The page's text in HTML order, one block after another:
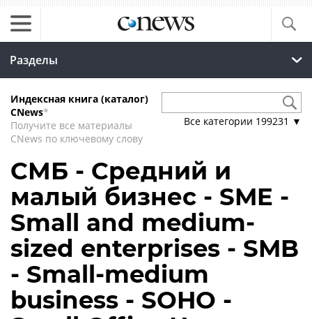
Разделы
Индексная книга (каталог)
CNews*
Получите все материалы
CNews по ключевому слову
Все категории 199231 ▼
СМБ - Средний и
малый бизнес - SME -
Small and medium-
sized enterprises - SMB
- Small-medium
business - SOHO -